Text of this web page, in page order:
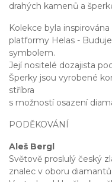
drahých kamenů a
Kolekce byla
platformy Helas -
symbolem.
Její nositelé dozajista
Šperky jsou vyrobené
stříbra
s možností osazení
PODĚKOVÁNÍ
Aleš Bergl
Světově proslulý český
znalec v oboru